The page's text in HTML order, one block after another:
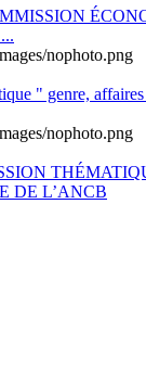
" genre,
DE L’ANCB